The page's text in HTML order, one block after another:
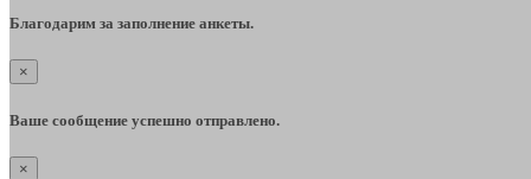
Благодарим за заполнение анкеты.
×
Ваше сообщение успешно отправлено.
×